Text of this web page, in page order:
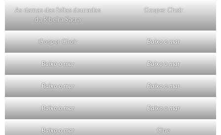
As damas das follas douradas
da Ribeira Sacra
Gosper Choir
Gosper Choir Baixo o mar
Baixo o mar Baixo o mar
Baixo o mar Baixo o mar
Baixo o mar Baixo o mar
Baixo o mar Cine